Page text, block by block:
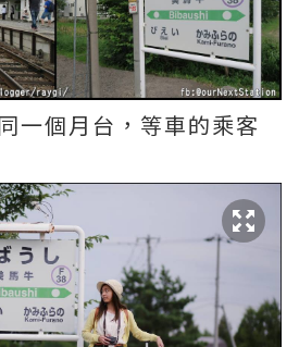
一個月台，等車的乘客